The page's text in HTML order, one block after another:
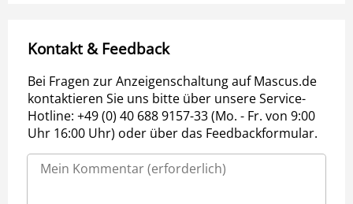
Kontakt & Feedback
Bei Fragen zur Anzeigenschaltung auf Mascus.de
kontaktieren Sie uns bitte über unsere Service-
Hotline: +49 (0) 40 688 9157-33 (Mo. - Fr. von 9:00
Uhr 16:00 Uhr) oder über das Feedbackformular.